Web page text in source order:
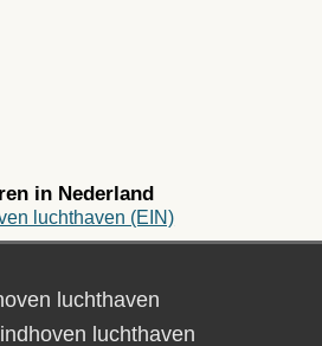
in Nederland
luchthaven (EIN)
luchthaven
luchthaven